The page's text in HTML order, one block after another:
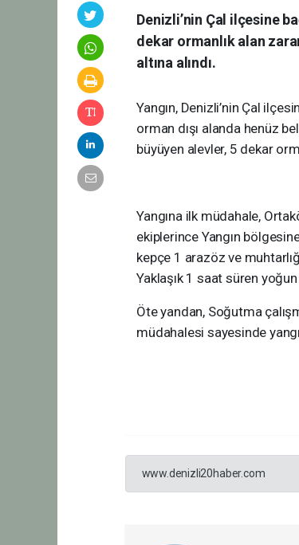
Denizli’nin Çal ilçesine
dekar ormanlık alan
altına alındı.
Yangın, Denizli’nin Çal
orman dışı alanda henüz
büyüyen alevler, 5 dekar
Yangına ilk müdahale,
ekiplerince Yangın
kepçe 1 arazöz ve
Yaklaşık 1 saat süren
Öte yandan, Soğutma
müdahalesi sayesinde
www.denizli20haber.com